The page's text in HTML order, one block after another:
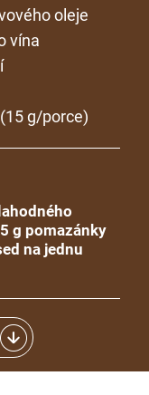
oleje
vína
(15 g/porce)
g pomazánky
na jednu